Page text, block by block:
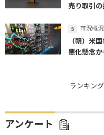
売り取引
市況概況
（朝）米
悪化懸念
ランキン
アンケート